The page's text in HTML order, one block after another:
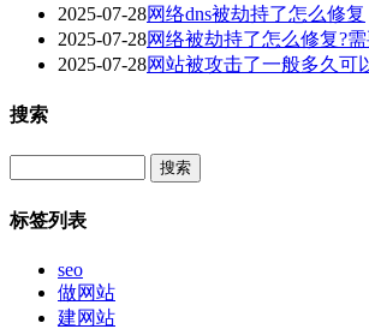
2025-07-28网络dns被劫持了怎么修复
2025-07-28网络被劫持了怎么修复?
2025-07-28网站被攻击了一般多久可
搜索
标签列表
seo
做网站
建网站